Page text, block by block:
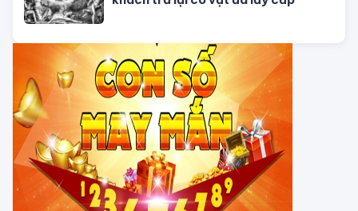
TỬ VI CỦA 12 CON GIÁP
Tử vi hôm nay, xem tử vi 12 con giáp
hôm nay ngày 5/8/2026: Tuổi Thân
công việc cần kiên nhẫn
Tử vi 12 cung hoàng đạo Thứ Sáu
ngày 31/7/2026: Song Tử tràn đầy
năng lượng